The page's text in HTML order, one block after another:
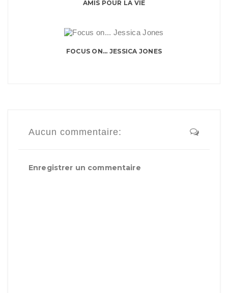
AMIS POUR LA VIE
FOCUS ON... JESSICA JONES
Aucun commentaire:
Enregistrer un commentaire